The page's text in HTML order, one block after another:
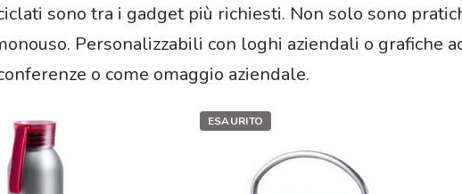
sono tra i gadget più richiesti. Non solo sono
Personalizzabili con loghi aziendali o grafiche
o come omaggio aziendale.
ESAURITO